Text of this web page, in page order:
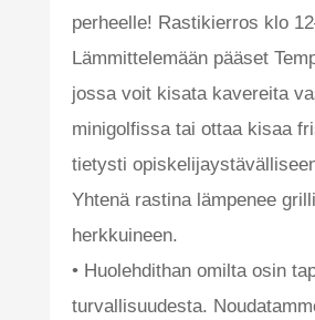
perheelle! Rastikierros klo
Lämmittelemään pääset
jossa voit kisata kavereita
minigolfissa tai ottaa kisaa
tietysti
Yhtenä rastina lämpenee grilli
herkkuineen.
• Huolehdithan omilta osin
turvallisuudesta.